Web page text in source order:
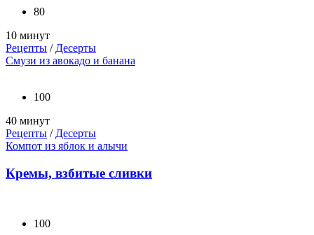
80
10 минут
Рецепты / Десерты
Смузи из авокадо и банана
100
40 минут
Рецепты / Десерты
Компот из яблок и алычи
Кремы, взбитые сливки
100